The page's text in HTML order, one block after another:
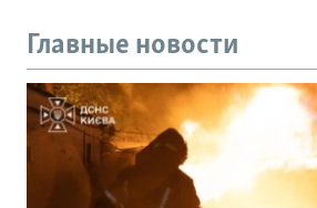
Главные новости